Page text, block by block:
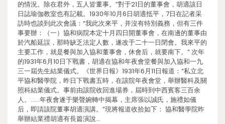
的情況。除在君外，五人皆董事。”對于21日的董事會，胡適該日
日誌瑜伽教室也有記載。1930年10月6日胡適抵平，7日在記者采
訪時也談到此次會議：“我此次來平，并沒有特別義務，但有三件
事要辦：（一）協和病院本定十月四日開董事會，在南邊的董事由
於汽船延誤，那時缺乏法定人數，遂改于二十一日閉會。我來平的
主要工作，就是餐與加入協和董事會，休會后，就要南下。” 次年
的1931年6月10日下戰書，胡適在協和年夜會堂餐與加入協和一九
三一屆先生結業儀式。《世界日報》1931年6月11日報道：“私立北
平協和醫學院，昨日下戰書五時，在該院年夜會堂，舉辦醫科及關
照科結業儀式。事前由該院收回進場券，屆時到中西賓客三百余
人。……年夜會遂于樂聲婉轉中揭幕，主席張以誠氏，施禮如儀
后，即請該院董事胡適演講。”現將報道收拾如下： 協和醫學院昨
舉辦結業禮胡適有長篇演說…